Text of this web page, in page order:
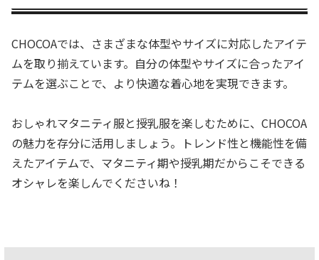
CHOCOAでは、さまざまな体型やサイズに対応したアイテ
ムを取り揃えています。自分の体型やサイズに合ったアイ
テムを選ぶことで、より快適な着心地を実現できます。
おしゃれマタニティ服と授乳服を楽しむために、CHOCOA
の魅力を存分に活用しましょう。トレンド性と機能性を備
えたアイテムで、マタニティ期や授乳期だからこそできる
オシャレを楽しんでくださいね！